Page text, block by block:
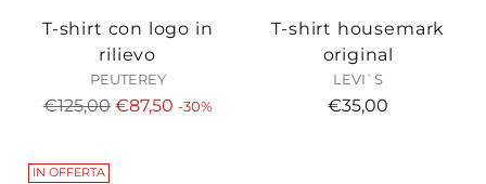
T-shirt con logo in
rilievo
PEUTEREY
Prezzo
€125,00 €87,50 -30%
T-shirt housemark
original
LEVI`S
€35,00
IN OFFERTA